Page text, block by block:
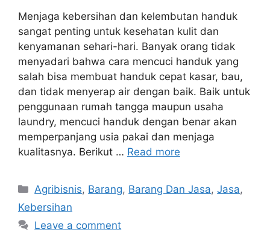
Menjaga kebersihan dan kelembutan handuk
sangat penting untuk kesehatan kulit dan
kenyamanan sehari-hari. Banyak orang tidak
menyadari bahwa cara mencuci handuk yang
salah bisa membuat handuk cepat kasar, bau,
dan tidak menyerap air dengan baik. Baik untuk
penggunaan rumah tangga maupun usaha
laundry, mencuci handuk dengan benar akan
memperpanjang usia pakai dan menjaga
kualitasnya. Berikut … Read more
Categories
Agribisnis, Barang, Barang Dan Jasa,Jasa,
Kebersihan
Leave a comment